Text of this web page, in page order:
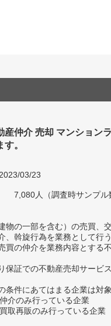
産仲介 売却 マンション
。
03/23
7,080人（調査時サンプル
物の一部を含む）の売買、
、斡旋行為を業務として行
買の仲介を業務内容とする
保証での不動産売却サービ
条件にあてはまる企業は対
介のみ行っている企業
取再販のみ行っている企業